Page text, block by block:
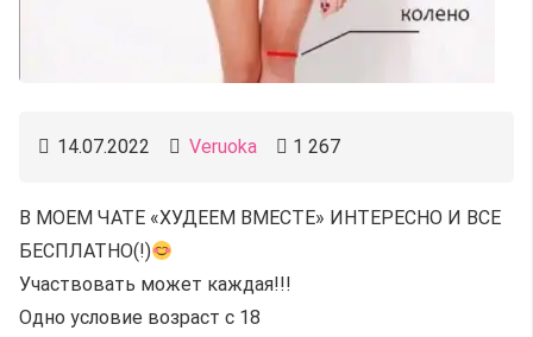
14.07.2022 Veruoka 1 267
В МОЕМ ЧАТЕ «ХУДЕЕМ ВМЕСТЕ» ИНТЕРЕСНО И ВСЕ
БЕСПЛАТНО(!)
Участвовать может каждая!!!
Одно условие возраст с 18